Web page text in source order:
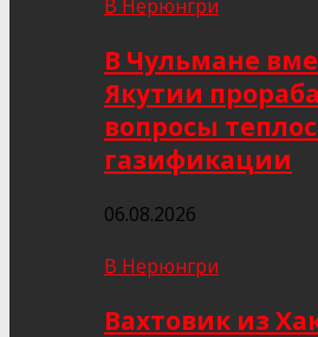
В Нерюнгри
В Чульмане
Якутии
вопросы
газификации
06.08.2026
В Нерюнгри
Вахтовик из